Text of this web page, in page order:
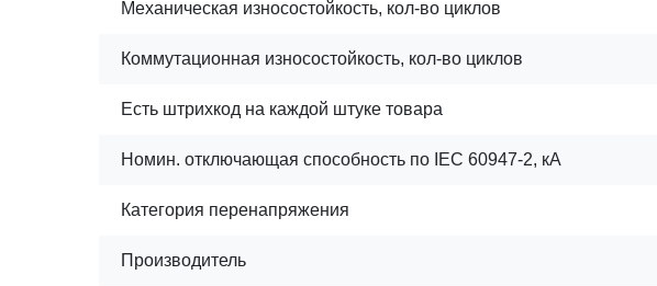
Механическая износостойкость, кол-во циклов
Коммутационная износостойкость, кол-во циклов
Есть штрихкод на каждой штуке товара
Номин. отключающая способность по IEC 60947-2, кА
Категория перенапряжения
Производитель